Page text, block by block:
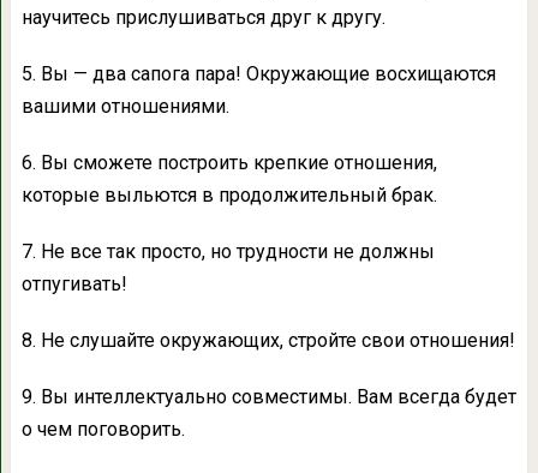
научитесь прислушиваться друг к другу.
5. Вы — два сапога пара! Окружающие восхищаются
вашими отношениями.
6. Вы сможете построить крепкие отношения,
которые выльются в продолжительный брак.
7. Не все так просто, но трудности не должны
отпугивать!
8. Не слушайте окружающих, стройте свои отношения!
9. Вы интеллектуально совместимы. Вам всегда будет
о чем поговорить.